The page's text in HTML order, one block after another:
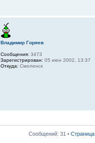
Владимир Горяев
Сообщения: 3473
Зарегистрирован: 05 июн 2002, 13:37
Откуда: Смоленск
Сообщений: 31 • Страница